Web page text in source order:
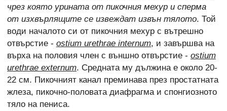
чрез която урината от пикочния мехур и сперма
от изхвърлящите се извеждат извън тялото. Той
води началото си от пикочния мехур с вътрешно
отвърстие - ostium urethrae internum, и завършва на
върха на половия член с външно отвърстие - ostium
urethrae externum. Средната му дължина e около 20-
22 см. Пикочният канал преминава през простатната
жлеза, пикочно-половата диафрагма и спонгиозното
тяло на пениса.